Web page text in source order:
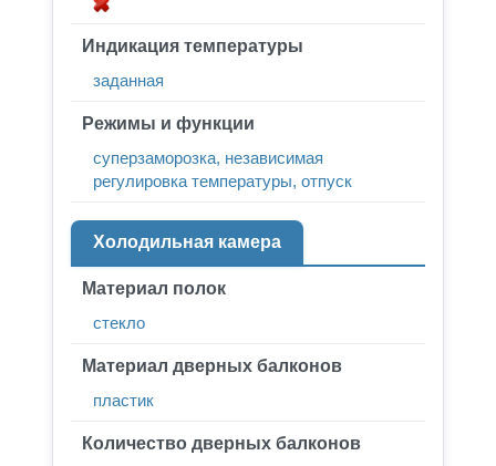
Индикация температуры
заданная
Режимы и функции
суперзаморозка, независимая
регулировка температуры, отпуск
Холодильная камера
Материал полок
стекло
Материал дверных балконов
пластик
Количество дверных балконов